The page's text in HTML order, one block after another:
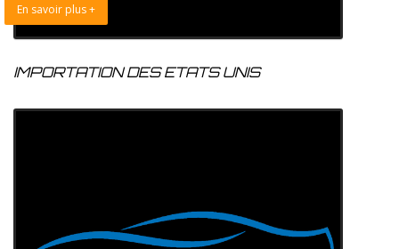
En savoir plus +
IMPORTATION DES ETATS UNIS